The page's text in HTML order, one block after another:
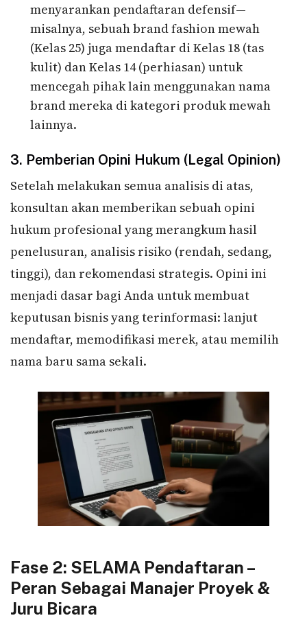
menyarankan pendaftaran defensif—
misalnya, sebuah brand fashion mewah
(Kelas 25) juga mendaftar di Kelas 18 (tas
kulit) dan Kelas 14 (perhiasan) untuk
mencegah pihak lain menggunakan nama
brand mereka di kategori produk mewah
lainnya.
3. Pemberian Opini Hukum (Legal Opinion)
Setelah melakukan semua analisis di atas,
konsultan akan memberikan sebuah opini
hukum profesional yang merangkum hasil
penelusuran, analisis risiko (rendah, sedang,
tinggi), dan rekomendasi strategis. Opini ini
menjadi dasar bagi Anda untuk membuat
keputusan bisnis yang terinformasi: lanjut
mendaftar, memodifikasi merek, atau memilih
nama baru sama sekali.
Fase 2: SELAMA Pendaftaran –
Peran Sebagai Manajer Proyek &
Juru Bicara